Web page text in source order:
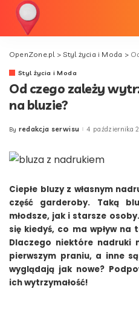
OpenZone.pl>Styl życia i Moda >
Styl życia i Moda
Od czego zależy
na bluzie?
Posted
By redakcja serwisu 4 października
Ciepłe bluzy z własnym
część garderoby. Taką
młodsze, jak i starsze
się kiedyś, co ma wpływ na
Dlaczego niektóre nadruki
pierwszym praniu, a inne
wyglądają jak nowe?
ich wytrzymałość!